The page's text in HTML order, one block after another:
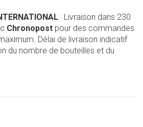
: Livraison dans 230
Chronopost pour des commandes
Délai de livraison indicatif
du nombre de bouteilles et du